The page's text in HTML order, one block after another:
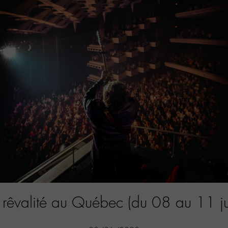
rêvalité au Québec (du 08 au 11